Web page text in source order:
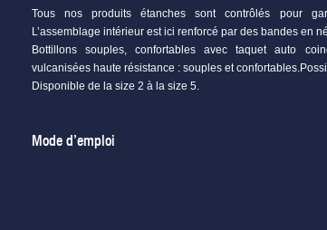
Tous nos produits étanches sont contrôlés pour
L’assemblage intérieur est ici renforcé par des bandes en
Bottillons souples, confortables avec taquet auto
vulcanisées haute résistance : souples et
Disponible de la size 2 à la size 5.
Mode d’emploi